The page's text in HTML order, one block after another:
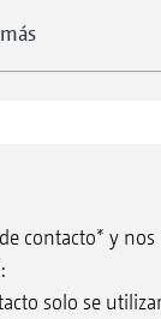
contacto* y
solo se